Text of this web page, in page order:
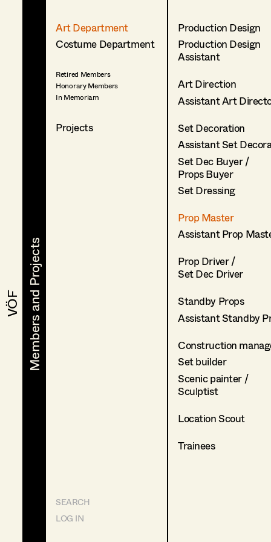
VÖF
VÖF Members and Projects
Members and Projects
Art Department
Costume Department
Retired Members
Honorary Members
In Memoriam
Projects
SEARCH
LOG IN
Production Design
Production Design
Assistant
Art Direction
Assistant Art
Set Decoration
Assistant Set
Set Dec Buyer /
Props Buyer
Set Dressing
Prop Master
Assistant Prop
Prop Driver /
Set Dec Driver
Standby Props
Assistant Standby
Construction
Set builder
Scenic painter /
Sculptist
Location Scout
Trainees